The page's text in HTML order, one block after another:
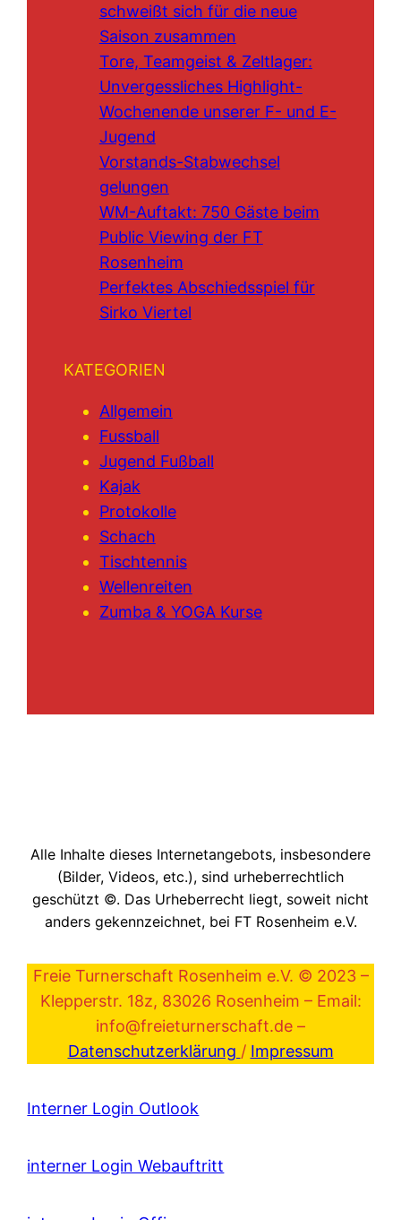
schweißt sich für die neue
Saison zusammen
Tore, Teamgeist & Zeltlager:
Unvergessliches Highlight-
Wochenende unserer F- und E-
Jugend
Vorstands-Stabwechsel
gelungen
WM-Auftakt: 750 Gäste beim
Public Viewing der FT
Rosenheim
Perfektes Abschiedsspiel für
Sirko Viertel
KATEGORIEN
Allgemein
Fussball
Jugend Fußball
Kajak
Protokolle
Schach
Tischtennis
Wellenreiten
Zumba & YOGA Kurse
Alle Inhalte dieses Internetangebots, insbesondere
(Bilder, Videos, etc.), sind urheberrechtlich
geschützt ©. Das Urheberrecht liegt, soweit nicht
anders gekennzeichnet, bei FT Rosenheim e.V.
Freie Turnerschaft Rosenheim e.V. © 2023 –
Klepperstr. 18z, 83026 Rosenheim – Email:
info@freieturnerschaft.de –
Datenschutzerklärung / Impressum
Interner Login Outlook
interner Login Webauftritt